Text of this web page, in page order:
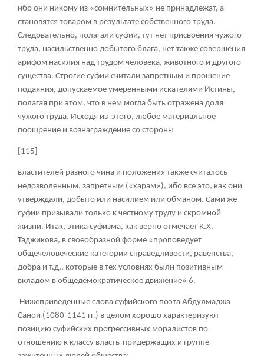
ибо они никому из «сомнительных» не принадлежат, а
становятся товаром в результате собственного труда.
Следовательно, полагали суфии, тут нет присвоения чужого
труда, насильственно добытого блага, нет также совершения
арифом насилия над трудом человека, животного и другого
существа. Строгие суфии считали запретным и прошение
подаяния, допускаемое умеренными искателями Истины,
полагая при этом, что в нем могла быть отражена доля
чужого труда. Исходя из этого, любое материальное
поощрение и вознаграждение со стороны
[115]
властителей разного чина и положения также считалось
недозволенным, запретным («харам»), ибо все это, как они
утверждали, добыто или насилием или обманом. Сами же
суфии призывали только к честному труду и скромной
жизни. Итак, этика суфизма, как верно отмечает К.Х.
Таджикова, в своеобразной форме «проповедует
общечеловеческие категории справедливости, равенства,
добра и т.д., которые в тех условиях были позитивным
вкладом в общедемократическое движение» 6.
Нижеприведенные слова суфийского поэта Абдулмаджа
Санои (1080-1141 гг.) в целом хорошо характеризуют
позицию суфийских прогрессивных моралистов по
отношению к классу власть-придержащих и группе